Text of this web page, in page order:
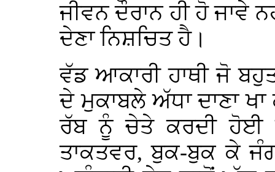
ਜੀਵਨ ਦੌਰਾਨ ਹੀ ਹੋ ਜਾਵੇ
ਦੇਣਾ ਨਿਸ਼ਚਿਤ ਹੈ।
ਵੱਡ ਆਕਾਰੀ ਹਾਥੀ ਜੋ
ਦੇ ਮੁਕਾਬਲੇ ਅੱਧਾ ਦਾਣਾ
ਰੱਬ ਨੂੰ ਚੇਤੇ ਕਰਦੀ ਹੋਈ
ਤਾਕਤਵਰ, ਬੁਕ-ਬੁਕ ਕੇ